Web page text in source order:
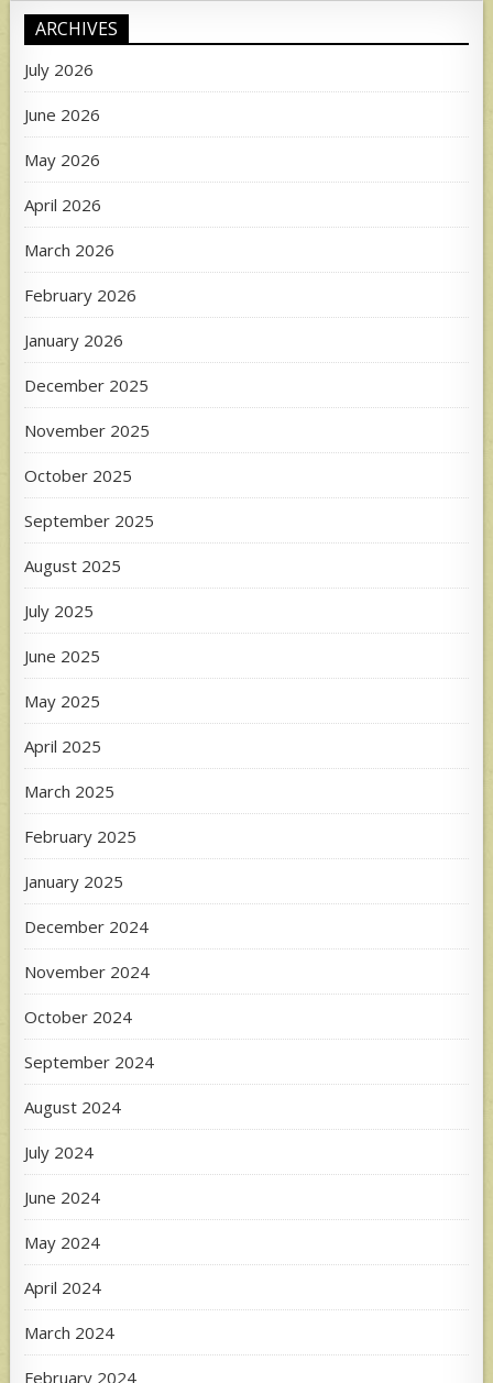
ARCHIVES
July 2026
June 2026
May 2026
April 2026
March 2026
February 2026
January 2026
December 2025
November 2025
October 2025
September 2025
August 2025
July 2025
June 2025
May 2025
April 2025
March 2025
February 2025
January 2025
December 2024
November 2024
October 2024
September 2024
August 2024
July 2024
June 2024
May 2024
April 2024
March 2024
February 2024